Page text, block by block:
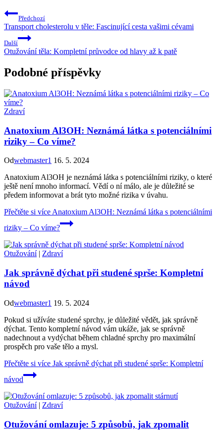
Předchozí
Transport cholesterolu v těle: Fascinující cesta vašimi cévami
Další
Otužování těla: Kompletní průvodce od hlavy až k patě
Podobné příspěvky
Zdraví
Anatoxium Al3OH: Neznámá látka s potenciálními
riziky – Co víme?
Odwebmaster1 16. 5. 2024
Anatoxium Al3OH je neznámá látka s potenciálními riziky, o které
ještě není mnoho informací. Vědí o ní málo, ale je důležité se
předem informovat a brát tyto možné rizika v úvahu.
Přečtěte si více Anatoxium Al3OH: Neznámá látka s potenciálními
riziky – Co víme?
Otužování| Zdraví
Jak správně dýchat při studené sprše: Kompletní
návod
Odwebmaster1 19. 5. 2024
Pokud si užíváte studené sprchy, je důležité vědět, jak správně
dýchat. Tento kompletní návod vám ukáže, jak se správně
nadechnout a vydýchat během chladné sprchy pro maximální
prospěch pro vaše tělo a mysl.
Přečtěte si více Jak správně dýchat při studené sprše: Kompletní
návod
Otužování| Zdraví
Otužování omlazuje: 5 způsobů, jak zpomalit